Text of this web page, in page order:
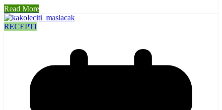
Read More
RECEPTI